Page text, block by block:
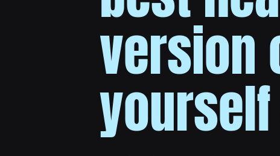
version